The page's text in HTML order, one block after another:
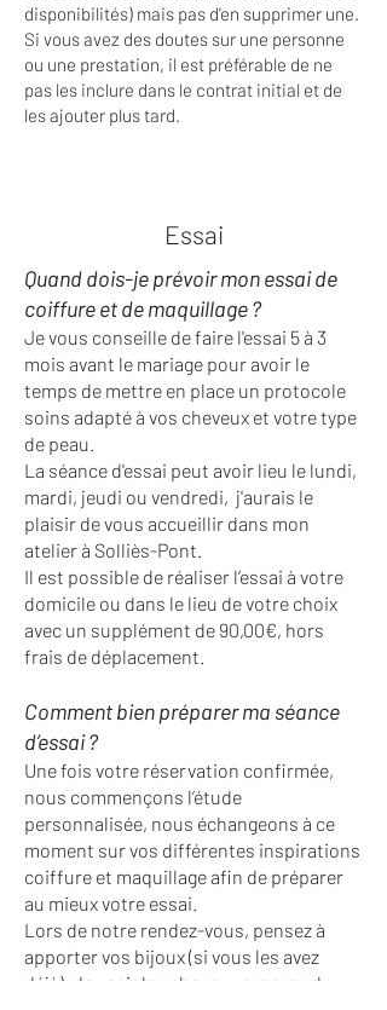
disponibilités) mais pas d'en supprimer une.
Si vous avez des doutes sur une personne
ou une prestation, il est préférable de ne
pas les inclure dans le contrat initial et de
les ajouter plus tard.
Essai
Quand dois-je prévoir mon essai de
coiffure et de maquillage ?
Je vous conseille de faire l'essai 5 à 3
mois avant le mariage pour avoir le
temps de mettre en place un protocole
soins adapté à vos cheveux et votre type
de peau.
La séance d'essai peut avoir lieu le lundi,
mardi, jeudi ou vendredi, j'aurais le
plaisir de vous accueillir dans mon
atelier à Solliès-Pont.
Il est possible de réaliser l’essai à votre
domicile ou dans le lieu de votre choix
avec un supplément de 90,00€, hors
frais de déplacement.
Comment bien préparer ma séance
d’essai ?
Une fois votre réservation confirmée,
nous commençons l’étude
personnalisée, nous échangeons à ce
moment sur vos différentes inspirations
coiffure et maquillage afin de préparer
au mieux votre essai.
Lors de notre rendez-vous, pensez à
apporter vos bijoux (si vous les avez
déjà), de venir les cheveux propres du